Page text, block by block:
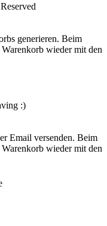
generieren. Beim
wieder mit den
:)
Email versenden. Beim
wieder mit den